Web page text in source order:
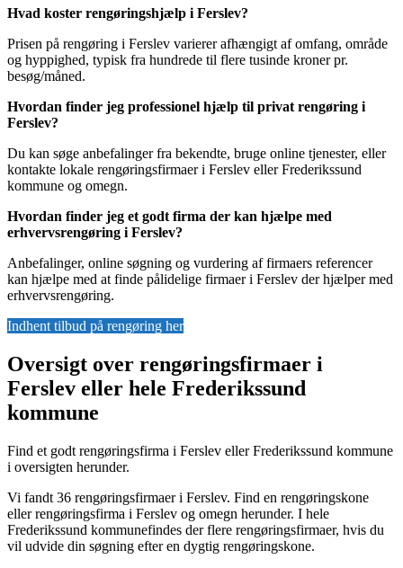
Hvad koster rengøringshjælp i Ferslev?
Prisen på rengøring i Ferslev varierer afhængigt af omfang, område
og hyppighed, typisk fra hundrede til flere tusinde kroner pr.
besøg/måned.
Hvordan finder jeg professionel hjælp til privat rengøring i
Ferslev?
Du kan søge anbefalinger fra bekendte, bruge online tjenester, eller
kontakte lokale rengøringsfirmaer i Ferslev eller Frederikssund
kommune og omegn.
Hvordan finder jeg et godt firma der kan hjælpe med
erhvervsrengøring i Ferslev?
Anbefalinger, online søgning og vurdering af firmaers referencer
kan hjælpe med at finde pålidelige firmaer i Ferslev der hjælper med
erhvervsrengøring.
Indhent tilbud på rengøring her
Oversigt over rengøringsfirmaer i
Ferslev eller hele Frederikssund
kommune
Find et godt rengøringsfirma i Ferslev eller Frederikssund kommune
i oversigten herunder.
Vi fandt 36 rengøringsfirmaer i Ferslev. Find en rengøringskone
eller rengøringsfirma i Ferslev og omegn herunder. I hele
Frederikssund kommunefindes der flere rengøringsfirmaer, hvis du
vil udvide din søgning efter en dygtig rengøringskone.